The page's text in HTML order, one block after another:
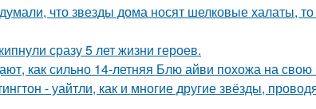
что звезды дома носят шелковые халаты,
сразу 5 лет жизни героев.
как сильно 14-летняя Блю айви похожа на
- уайтли, как и многие другие звёзды,